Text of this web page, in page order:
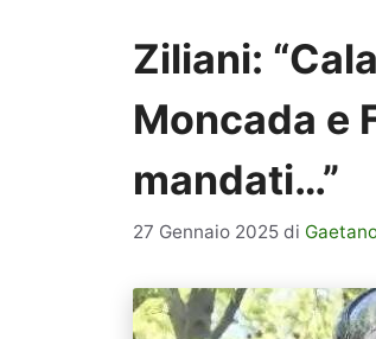
Ziliani:
Moncada e
mandati…”
27 Gennaio 2025 di